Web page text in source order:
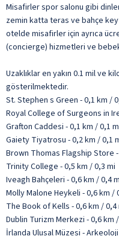
Misafirler spor salonu gibi
zemin katta teras ve bahçe
otelde misafirler için ayrıca
(concierge) hizmetleri ve bebek
Uzaklıklar en yakın 0.1 mil ve
gösterilmektedir.
St. Stephen s Green - 0,1 km /
Royal College of Surgeons in
Grafton Caddesi - 0,1 km / 0,1
Gaiety Tiyatrosu - 0,2 km / 0,1
Brown Thomas Flagship Store
Trinity College - 0,5 km / 0,3 mi
Iveagh Bahçeleri - 0,6 km / 0,4
Molly Malone Heykeli - 0,6 km /
The Book of Kells - 0,6 km / 0,4
Dublin Turizm Merkezi - 0,6 km
İrlanda Ulusal Müzesi -